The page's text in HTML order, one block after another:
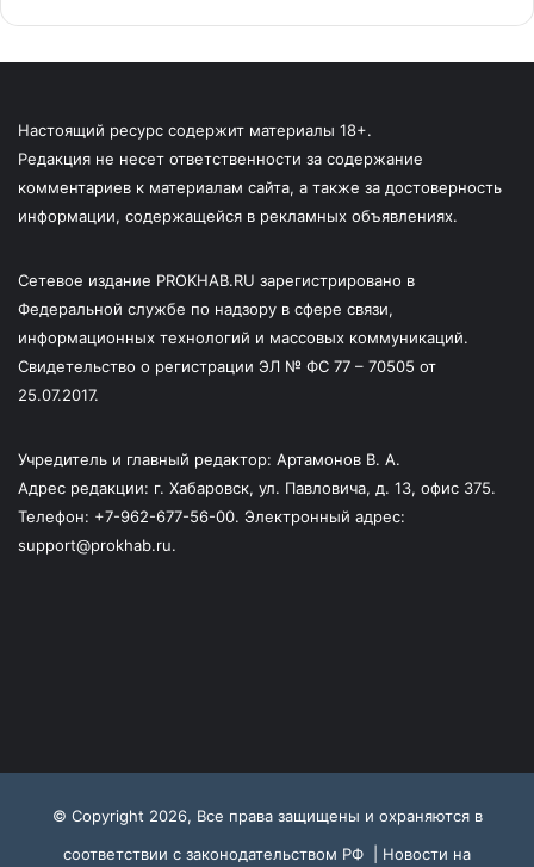
Настоящий ресурс содержит материалы 18+.
Редакция не несет ответственности за содержание
комментариев к материалам сайта, а также за достоверность
информации, содержащейся в рекламных объявлениях.
Сетевое издание PROKHAB.RU зарегистрировано в
Федеральной службе по надзору в сфере связи,
информационных технологий и массовых коммуникаций.
Свидетельство о регистрации ЭЛ № ФС 77 – 70505 от
25.07.2017.
Учредитель и главный редактор: Артамонов В. А.
Адрес редакции: г. Хабаровск, ул. Павловича, д. 13, офис 375.
Телефон: +7-962-677-56-00. Электронный адрес:
support@prokhab.ru.
© Copyright 2026, Все права защищены и охраняются в
соответствии с законодательством РФ | Новости на